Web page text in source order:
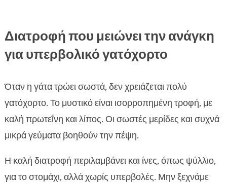
Διατροφή που μειώνει την ανάγκη
για υπερβολικό γατόχορτο
Όταν η γάτα τρώει σωστά, δεν χρειάζεται πολύ
γατόχορτο. Το μυστικό είναι ισορροπημένη τροφή, με
καλή πρωτεΐνη και λίπος. Οι σωστές μερίδες και συχνά
μικρά γεύματα βοηθούν την πέψη.
Η καλή διατροφή περιλαμβάνει και ίνες, όπως ψύλλιο,
για το στομάχι, αλλά χωρίς υπερβολές. Μην ξεχνάμε